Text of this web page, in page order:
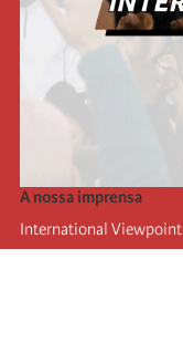
A nossa imprensa
International Viewpoint